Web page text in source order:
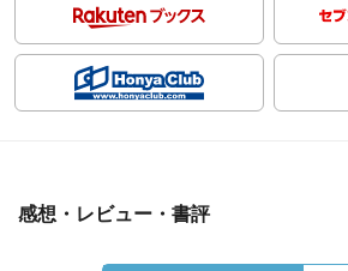
感想・レビュー・書評